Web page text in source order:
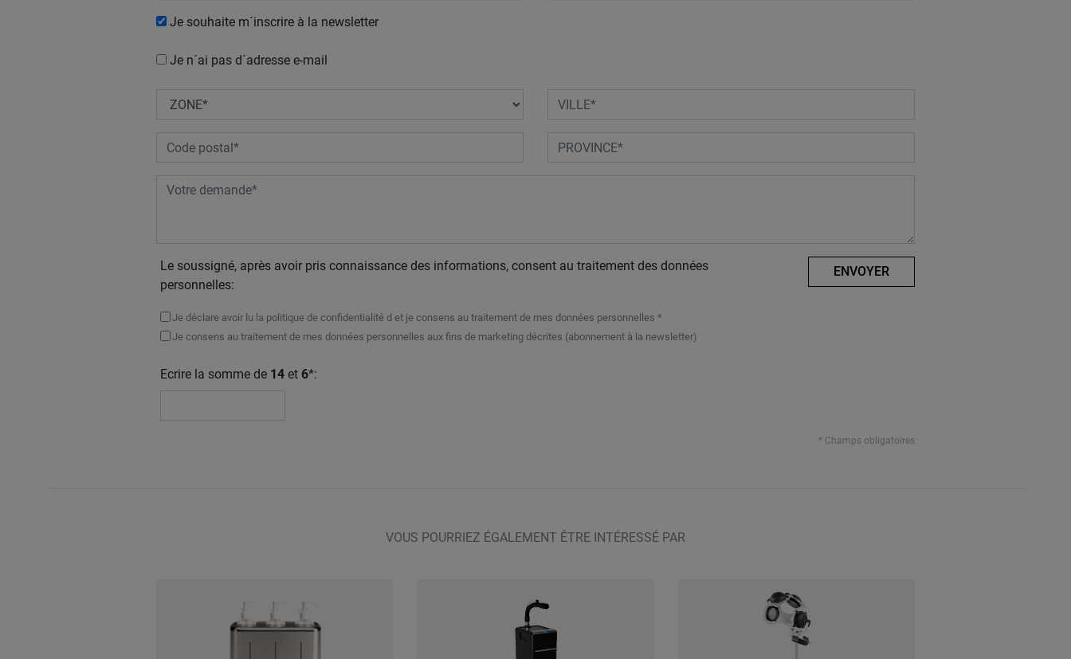
Je souhaite m´inscrire à la newsletter
Je n´ai pas d´adresse e-mail
Le soussigné, après avoir pris connaissance des informations, consent au traitement des données
personnelles:
Je déclare avoir lu la politique de confidentialité d et je consens au traitement de mes données personnelles *
Je consens au traitement de mes données personnelles aux fins de marketing décrites (abonnement à la newsletter)
Ecrire la somme de 14 et 6*:
ENVOYER
* Champs obligatoires
VOUS POURRIEZ ÉGALEMENT ÊTRE INTÉRESSÉ PAR